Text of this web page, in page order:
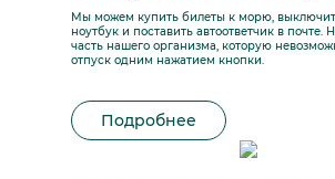
Мы можем купить билеты к морю,
ноутбук и поставить автоответчик в почте.
часть нашего организма, которую
отпуск одним нажатием кнопки.
Подробнее